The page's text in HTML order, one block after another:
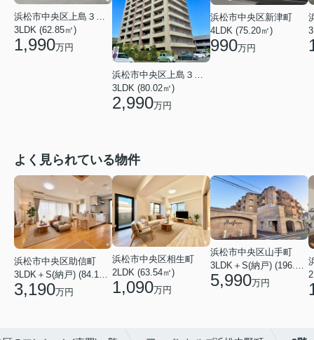
浜松市中央区上島３丁目
3LDK (62.85㎡)
1,990万円
3LDK (80.02㎡)
2,990万円
浜松市中央区新津町
4LDK (75.20㎡)
990万円
よく見られている物件
浜松市中央区助信町
3,190万円
浜松市中央区相生町
2LDK (63.54㎡)
1,090万円
浜松市中央区山手町
5,990万円